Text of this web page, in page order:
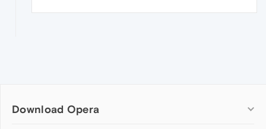
Download Opera